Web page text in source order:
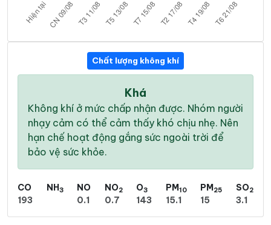
Chất lượng không khí
Khá
Không khí ở mức chấp nhận được. Nhóm người
nhạy cảm có thể cảm thấy khó chịu nhẹ. Nên
hạn chế hoạt động gắng sức ngoài trời để
bảo vệ sức khỏe.
CO
193
NH3
NO
0.1
NO2
0.7
O3
143
PM10
15.1
PM25
15
SO2
3.1